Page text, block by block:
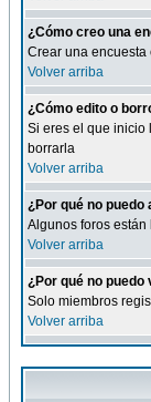
¿Cómo creo una
Crear una encuesta
Volver arriba
¿Cómo edito o
Si eres el que inicio
borrarla
Volver arriba
¿Por qué no
Algunos foros
Volver arriba
¿Por qué no
Solo miembros
Volver arriba